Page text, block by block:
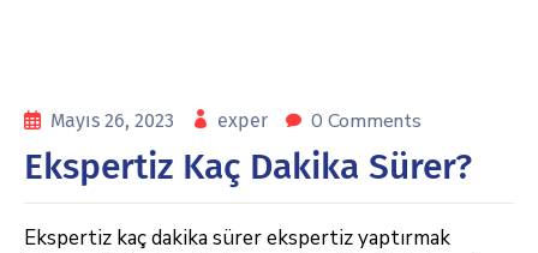
Mayıs 26, 2023 exper 0 Comments
Ekspertiz Kaç Dakika Sürer?
Ekspertiz kaç dakika sürer ekspertiz yaptırmak